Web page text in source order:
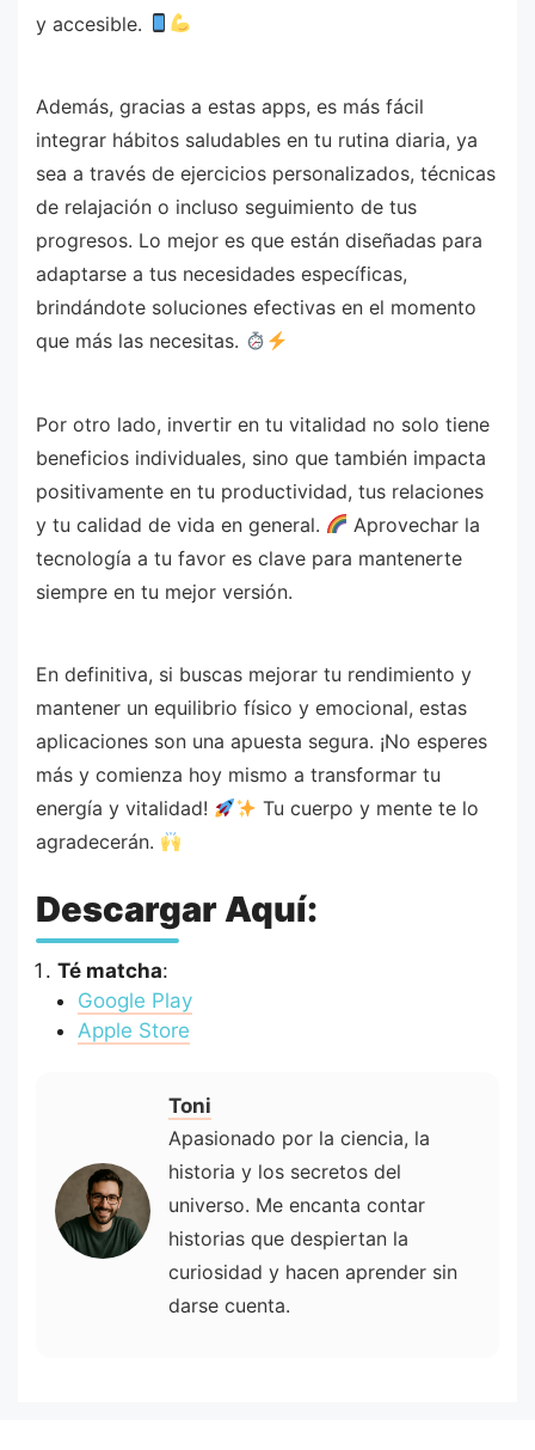
y accesible.
Además, gracias a estas apps, es más fácil
integrar hábitos saludables en tu rutina diaria, ya
sea a través de ejercicios personalizados, técnicas
de relajación o incluso seguimiento de tus
progresos. Lo mejor es que están diseñadas para
adaptarse a tus necesidades específicas,
brindándote soluciones efectivas en el momento
que más las necesitas.
Por otro lado, invertir en tu vitalidad no solo tiene
beneficios individuales, sino que también impacta
positivamente en tu productividad, tus relaciones
y tu calidad de vida en general.
Aprovechar la
tecnología a tu favor es clave para mantenerte
siempre en tu mejor versión.
En definitiva, si buscas mejorar tu rendimiento y
mantener un equilibrio físico y emocional, estas
aplicaciones son una apuesta segura. ¡No esperes
más y comienza hoy mismo a transformar tu
energía y vitalidad!
Tu cuerpo y mente te lo
agradecerán.
Descargar Aquí:
Té matcha:
Google Play
Apple Store
Toni
Apasionado por la ciencia, la
historia y los secretos del
universo. Me encanta contar
historias que despiertan la
curiosidad y hacen aprender sin
darse cuenta.